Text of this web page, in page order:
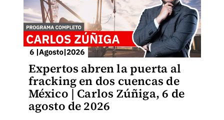
Expertos abren la puerta al
fracking en dos cuencas de
México | Carlos Zúñiga, 6 de
agosto de 2026